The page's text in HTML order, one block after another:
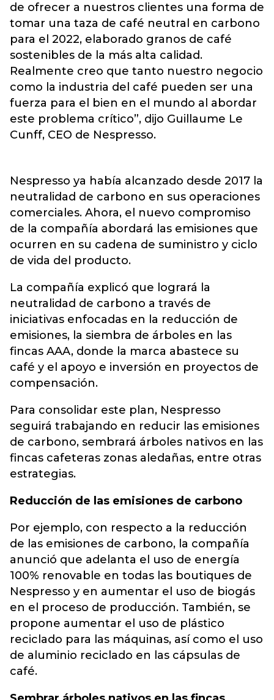
de ofrecer a nuestros clientes una forma de
tomar una taza de café neutral en carbono
para el 2022, elaborado granos de café
sostenibles de la más alta calidad.
Realmente creo que tanto nuestro negocio
como la industria del café pueden ser una
fuerza para el bien en el mundo al abordar
este problema crítico”, dijo Guillaume Le
Cunff, CEO de Nespresso.
Nespresso ya había alcanzado desde 2017 la
neutralidad de carbono en sus operaciones
comerciales. Ahora, el nuevo compromiso
de la compañía abordará las emisiones que
ocurren en su cadena de suministro y ciclo
de vida del producto.
La compañía explicó que logrará la
neutralidad de carbono a través de
iniciativas enfocadas en la reducción de
emisiones, la siembra de árboles en las
fincas AAA, donde la marca abastece su
café y el apoyo e inversión en proyectos de
compensación.
Para consolidar este plan, Nespresso
seguirá trabajando en reducir las emisiones
de carbono, sembrará árboles nativos en las
fincas cafeteras zonas aledañas, entre otras
estrategias.
Reducción de las emisiones de carbono
Por ejemplo, con respecto a la reducción
de las emisiones de carbono, la compañía
anunció que adelanta el uso de energía
100% renovable en todas las boutiques de
Nespresso y en aumentar el uso de biogás
en el proceso de producción. También, se
propone aumentar el uso de plástico
reciclado para las máquinas, así como el uso
de aluminio reciclado en las cápsulas de
café.